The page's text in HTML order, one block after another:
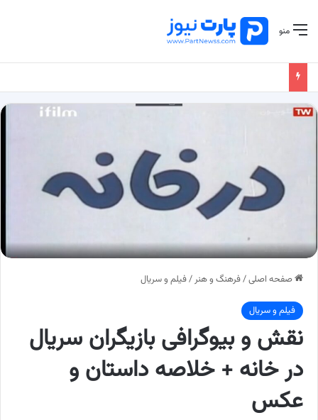
منو
صفحه اصلی/فرهنگ و هنر /فیلم و سریال
فیلم و سریال
نقش و بیوگرافی بازیگران سریال
در خانه + خلاصه داستان و
عکس